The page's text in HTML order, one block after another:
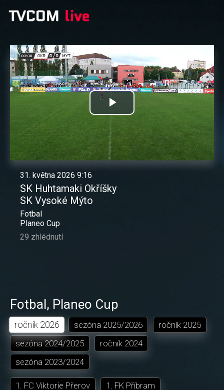
Přehrát
video
31. května 2026 9:16
SK Huhtamaki Okříšky
SK Vysoké Mýto
Fotbal
Planeo Cup
29 zhlédnutí
Fotbal, Planeo Cup
ročník 2026 sezóna 2025/2026 ročník 2025
sezóna 2024/2025 ročník 2024
sezóna 2023/2024
1. FC Viktorie Přerov
1. FK Příbram